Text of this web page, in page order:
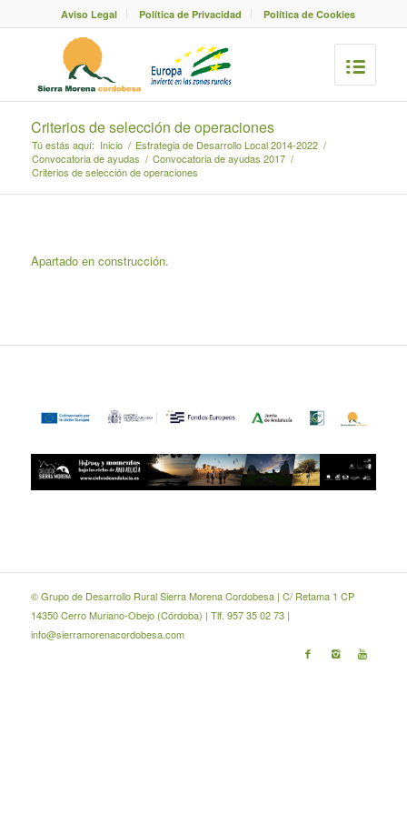
Aviso Legal Política de Privacidad Política de Cookies
Criterios de selección de operaciones
Tú estás aquí: Inicio / Estrategia de Desarrollo Local 2014-2022 /
Convocatoria de ayudas / Convocatoria de ayudas 2017 /
Criterios de selección de operaciones
Apartado en construcción.
© Grupo de Desarrollo Rural Sierra Morena Cordobesa | C/ Retama 1 CP
14350 Cerro Muriano-Obejo (Córdoba) | Tlf. 957 35 02 73 |
info@sierramorenacordobesa.com